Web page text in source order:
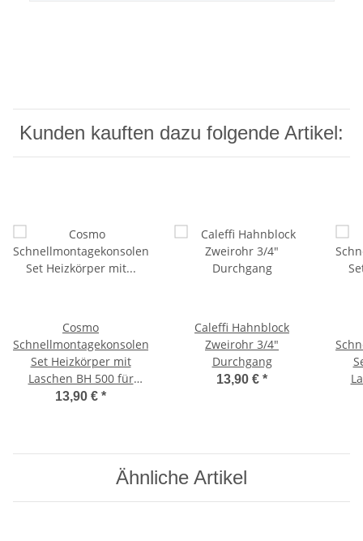
Kunden kauften dazu folgende Artikel:
Cosmo
Schnellmontagekonsolen
Set Heizkörper mit
Laschen BH 500 für
Kermi
13,90 € *
Caleffi Hahnblock
Zweirohr 3/4"
Durchgang
13,90 € *
Ähnliche Artikel